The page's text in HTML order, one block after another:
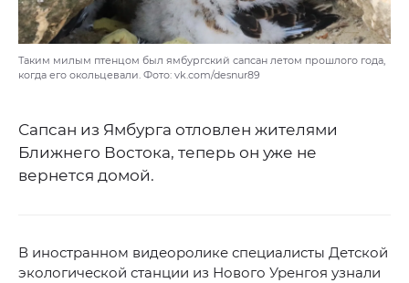
Таким милым птенцом был ямбургский сапсан летом прошлого года,
когда его окольцевали. Фото: vk.com/desnur89
Сапсан из Ямбурга отловлен жителями
Ближнего Востока, теперь он уже не
вернется домой.
В иностранном видеоролике специалисты Детской
экологической станции из Нового Уренгоя узнали